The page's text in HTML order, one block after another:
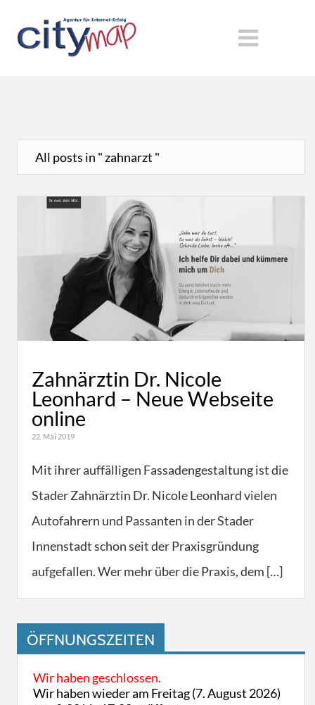
All posts in " zahnarzt "
Zahnärztin Dr. Nicole
Leonhard – Neue Webseite
online
22. Mai 2019
Mit ihrer auffälligen Fassadengestaltung ist die
Stader Zahnärztin Dr. Nicole Leonhard vielen
Autofahrern und Passanten in der Stader
Innenstadt schon seit der Praxisgründung
aufgefallen. Wer mehr über die Praxis, dem […]
ÖFFNUNGSZEITEN
Wir haben geschlossen.
Wir haben wieder am Freitag (7. August 2026)